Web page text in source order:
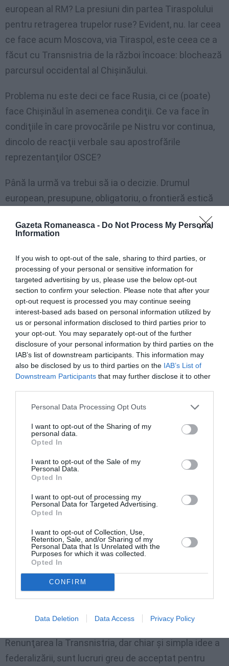
Gazeta Romaneasca - Do Not Process My Personal
Information
If you wish to opt-out of the sale, sharing to third parties, or
processing of your personal or sensitive information for
targeted advertising by us, please use the below opt-out
section to confirm your selection. Please note that after your
opt-out request is processed you may continue seeing
interest-based ads based on personal information utilized by
us or personal information disclosed to third parties prior to
your opt-out. You may separately opt-out of the further
disclosure of your personal information by third parties on the
IAB’s list of downstream participants. This information may
also be disclosed by us to third parties on the IAB’s List of
Downstream Participants that may further disclose it to other
Personal Data Processing Opt Outs
I want to opt-out of the Sharing of my
personal data.
Opted In
I want to opt-out of the Sale of my
Personal Data.
Opted In
I want to opt-out of processing my
Personal Data for Targeted Advertising.
Opted In
I want to opt-out of Collection, Use,
Retention, Sale, and/or Sharing of my
Personal Data that Is Unrelated with the
Purposes for which it was collected.
Opted In
CONFIRM
Data Deletion Data Access Privacy Policy
european al RM? La presiuni din partea Tiraspolului
pentru retragerea trupelor ruse? Evident, nu. Iar ceea
ce face acum Moscova, via Tiraspol, este ceea ce a
făcut cu Transnistria de la război încoace: blochează
parcursul occidental al Chişinăului.
Problema nu este deci ce face Rusia, ci ce (poate)
face Chişinăul în asemenea condiţii. Ce va face în
condiţiile în care provocările pe Nistru vor continua,
dincolo de reacţii verbale sau apostrofările
reprezentanţilor OSCE?
Până la urmă va trebui să ia o decizie. Drumul
european, presupune, obligatoriu, o frontieră estică
odată semnate acordurile economice, UE va începe
estică a R. Moldova. Prin urmare, orice pudibonderii
legate de această temă sunt complet ridicole. Dar
discuţiile vor exploda la Chişinău. între cei care vor
„UE şi apoi reîntregire” şi cei care vor „reîntregire, apoi
discuţii eventuale cu UE”. Aşa cum va reapare în
discuţia publică o hotărâre mai veche a
Parlamentului R. Moldova unde Transnistria era
considerată „teritoriu ocupat” în urma războiului de
pe Nistru…
Cazul Kosovo va intra în joc, inevitabil, şi va inflama
unele voci publice. Sigur, pe fond (istorie, genealogia
separtismului), Kosovo înseamnă altceva decât
faptul că Serbia poate ceda teritorii – al doilea caz
european după Franţa cu Algeria -, în schimbul
beneficiilor din partea UE! Acest aspect nu va putea
fi evitat. Aşa cum Serbia va putea ceda teritorii în
schimbul integrării în UE, de ce – se vor întreba unii –
R. Moldova nu va putea face la fel? Indiferent ce
răspuns vom da acestei chestiuni, interogaţia ca
atare nu va putea fi ignorată. Va fi asumat sau nu
acest punct de vedere, vom vedea.»
Toţi sunt patrioţi
Renunţarea la Transnistria, dar chiar şi simpla idee a
federalizării, sunt lucruri greu de acceptat pentru